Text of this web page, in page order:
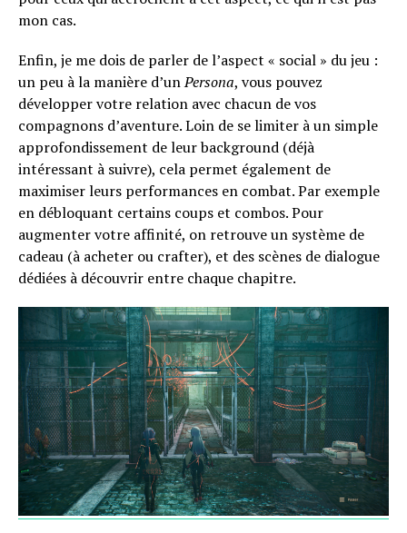
mon cas.
Enfin, je me dois de parler de l’aspect « social » du jeu :
un peu à la manière d’unPersona, vous pouvez
développer votre relation avec chacun de vos
compagnons d’aventure.Loin de se limiter à un simple
approfondissement de leur background (déjà
intéressant à suivre), cela permet également de
maximiser leurs performances en combat. Par exemple
en débloquant certains coups et combos.Pour
augmenter votre affinité, on retrouve un système de
cadeau (à acheter ou crafter), et des scènes de dialogue
dédiées à découvrir entre chaque chapitre.